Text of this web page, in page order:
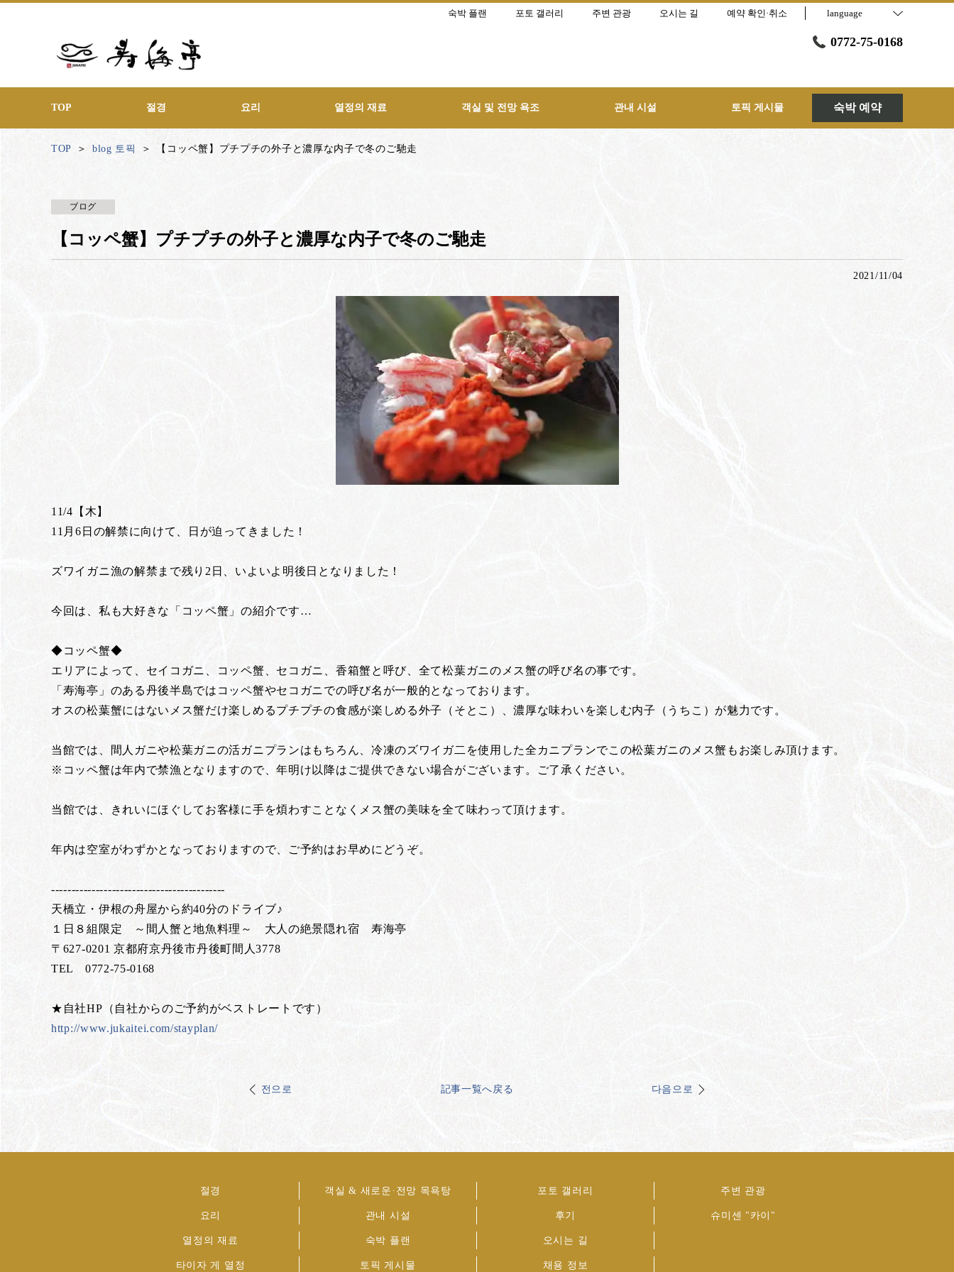
숙박 플랜 포토 갤러리 주변 관광 오시는 길 예약 확인·취소 language
0772-75-0168
TOP 절경 요리 열정의 재료 객실 및 전망 욕조 관내 시설 토픽 게시물 숙박 예약
TOP blog 토픽 【コッペ蟹】プチプチの外子と濃厚な内子で冬のご馳走
ブログ
【コッペ蟹】プチプチの外子と濃厚な内子で冬のご馳走
2021/11/04
11/4【木】
11月6日の解禁に向けて、日が迫ってきました！
ズワイガニ漁の解禁まで残り2日、いよいよ明後日となりました！
今回は、私も大好きな「コッペ蟹」の紹介です…
◆コッペ蟹◆
エリアによって、セイコガニ、コッペ蟹、セコガニ、香箱蟹と呼び、全て松葉ガニのメス蟹の呼び名の事です。
「寿海亭」のある丹後半島ではコッペ蟹やセコガニでの呼び名が一般的となっております。
オスの松葉蟹にはないメス蟹だけ楽しめるプチプチの食感が楽しめる外子（そとこ）、濃厚な味わいを楽しむ内子（うちこ）が魅力です。
当館では、間人ガニや松葉ガニの活ガニプランはもちろん、冷凍のズワイガ二を使用した全カニプランでこの松葉ガニのメス蟹もお楽しみ頂けます。
※コッペ蟹は年内で禁漁となりますので、年明け以降はご提供できない場合がございます。ご了承ください。
当館では、きれいにほぐしてお客様に手を煩わすことなくメス蟹の美味を全て味わって頂けます。
年内は空室がわずかとなっておりますので、ご予約はお早めにどうぞ。
-------------------------------------------
天橋立・伊根の舟屋から約40分のドライブ♪
１日８組限定 ～間人蟹と地魚料理～ 大人の絶景隠れ宿 寿海亭
〒627-0201 京都府京丹後市丹後町間人3778
TEL 0772-75-0168
★自社HP（自社からのご予約がベストレートです）
http://www.jukaitei.com/stayplan/
전으로 記事一覧へ戻る 다음으로
절경
요리
열정의 재료
타이자 게 열정
객실 & 새로운·전망 목욕탕
관내 시설
숙박 플랜
토픽 게시물
포토 갤러리
후기
오시는 길
채용 정보
주변 관광
슈미센 "카이"